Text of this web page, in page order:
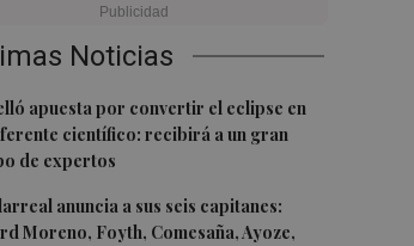
Noticias
apuesta por convertir el eclipse en
científico: recibirá a un gran
de expertos
anuncia a sus seis capitanes:
Moreno, Foyth, Comesaña, Ayoze,